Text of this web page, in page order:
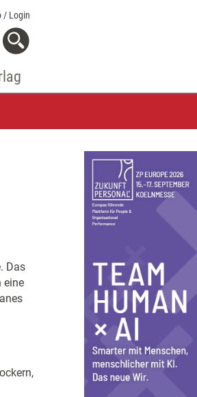
/ Login
Das
eine